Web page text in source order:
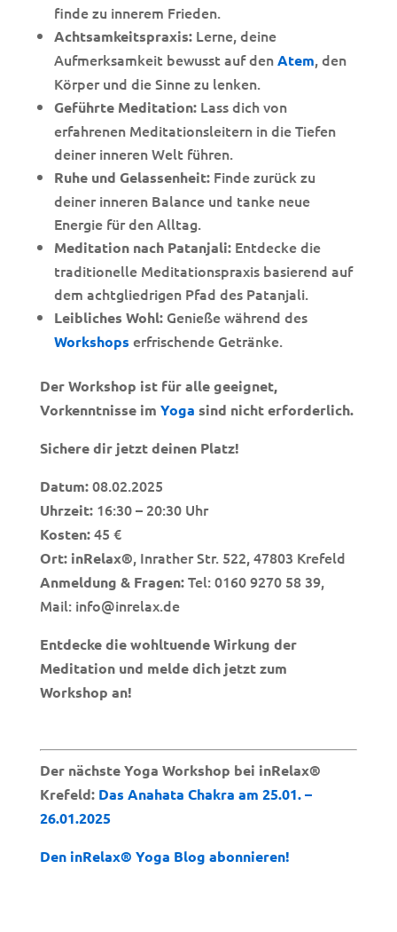
finde zu innerem Frieden.
Achtsamkeitspraxis:Lerne, deine
Aufmerksamkeit bewusst auf denAtem, den
Körper und die Sinne zu lenken.
Geführte Meditation:Lass dich von
erfahrenen Meditationsleitern in die Tiefen
deiner inneren Welt führen.
Ruhe und Gelassenheit:Finde zurück zu
deiner inneren Balance und tanke neue
Energie für den Alltag.
Meditation nach Patanjali:Entdecke die
traditionelle Meditationspraxis basierend auf
dem achtgliedrigen Pfad des Patanjali.
Leibliches Wohl:Genieße während des
Workshops erfrischende Getränke.
Der Workshop ist für alle geeignet,
Vorkenntnisse im Yoga sind nicht erforderlich.
Sichere dir jetzt deinen Platz!
Datum:08.02.2025
Uhrzeit:16:30 – 20:30 Uhr
Kosten:45 €
Ort: inRelax®, Inrather Str. 522, 47803 Krefeld
Anmeldung & Fragen:Tel: 0160 9270 58 39,
Mail: info@inrelax.de
Entdecke die wohltuende Wirkung der
Meditation und melde dich jetzt zum
Workshop an!
Der nächste Yoga Workshop bei inRelax®
Krefeld: Das Anahata Chakra am 25.01. –
26.01.2025
Den inRelax® Yoga Blog abonnieren!